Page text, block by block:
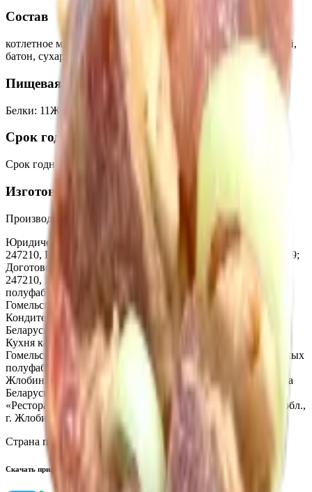
Состав
котлетное мясо свиное, мясная мякоть свиная ,лук репчатый,
батон, сухари панировочные, чеснок свежий, соль, перец.
Пищевая ценность на 100г
Белки: 11Жиры Углеводы :
Срок годности
Срок годности
Изготовитель
Производитель:
ООО «Торговая сеть «Продмир»
Юридический адрес:
Кондитерский цех «Три желания»,
247210, Республика Беларусь, г. Жлобин, ул. Шоссейная, 109;
Доготовочный кондитерский цех «Мир продуктов №4»
247210, Республика Беларусь, ул. К.Маркса, 2г; Цех мясных
полуфабрикатов ТРЦ «3 Желания» Республика Беларусь,
Гомельская обл., г. Жлобин, ул. Шоссейная, 109;
Кондитерский цех ТРЦ «3 Желания», 247210, Республика
Беларусь. Гомельская обл., г. Жлобин, ул. Шоссейная, 109;
Кухня кафе-бистро «3 минуты», Республика Беларусь,
Гомельская обл., г. Жлобин, ул. Шоссейная, 109; Цех овощных
полуфабрикатов, Республика Беларусь, Гомельская обл., г.
Жлобин, ул. Шоссейная, 109; Кухня «Кафе ХЗ», Республика
Беларусь, Гомельская обл., г. Жлобин, мкр.18, д. 6А; Кухня
«Ресторан R&B Crash», Республика Беларусь, Гомельская обл.,
г. Жлобин, ул. Шоссейная, 109А
Страна производства:
Республика Беларусь
Скачать приложение